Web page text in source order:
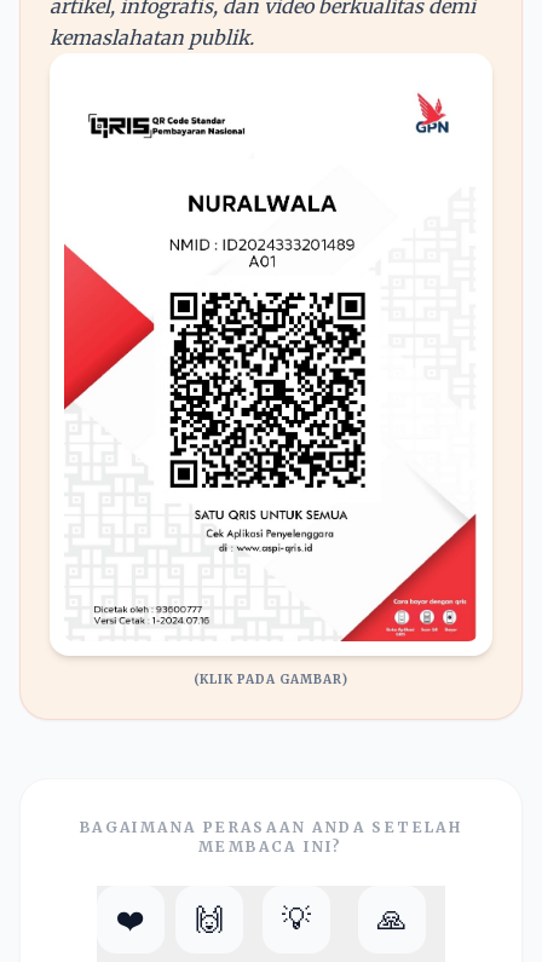
artikel, infografis, dan video berkualitas demi
kemaslahatan publik.
(KLIK PADA GAMBAR)
BAGAIMANA PERASAAN ANDA SETELAH
MEMBACA INI?
❤️ 🙌 💡 🙏